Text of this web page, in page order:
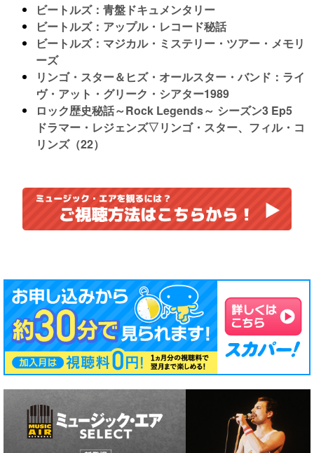
ビートルズ：青盤ドキュメンタリー
ビートルズ：アップル・レコード秘話
ビートルズ：マジカル・ミステリー・ツアー・メモリ
ーズ
リンゴ・スター＆ヒズ・オールスター・バンド：ライ
ヴ・アット・グリーク・シアター1989
ロック歴史秘話～Rock Legends～ シーズン3 Ep5
ドラマー・レジェンズ▽リンゴ・スター、フィル・コ
リンズ（22）